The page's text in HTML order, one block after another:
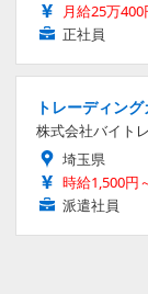
月給25万
正社員
トレーディン
株式会社バイトレ
埼玉県
時給1,500円
派遣社員